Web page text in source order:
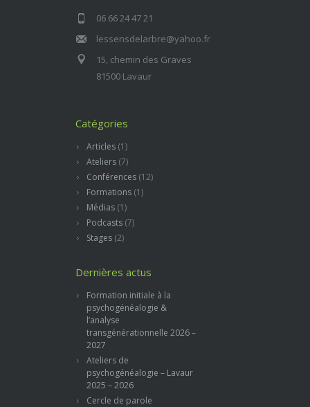
06 66 24 47 21
lessensdelarbre@yahoo.fr
15, chemin des Graves
81500 Lavaur
Catégories
Articles (1)
Ateliers (7)
Conférences (12)
Formations (1)
Médias (1)
Podcasts (7)
Stages (2)
Dernières actus
Formation initiale à la
psychogénéalogie &
l’analyse
transgénérationnelle 2026 –
2027
Ateliers de
psychogénéalogie – Lavaur
2025 – 2026
Cercle de parole